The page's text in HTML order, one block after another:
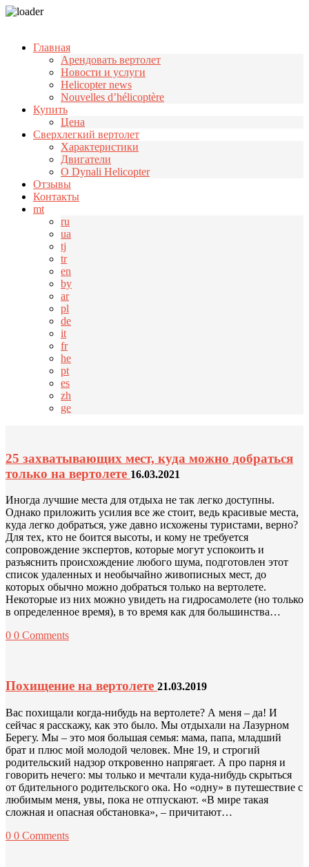
Главная
Арендовать вертолет
Новости и услуги
Helicopter news
Nouvelles d’hélicoptère
Купить
Цена
Cверхлегкий вертолет
Характеристики
Двигатели
О Dynali Helicopter
Отзывы
Контакты
mt
ru
ua
tj
tr
en
by
ar
pl
de
it
fr
he
pt
es
zh
ge
25 захватывающих мест, куда можно добраться
только на вертолете 16.03.2021
Иногда лучшие места для отдыха не так легко доступны.
Однако приложить усилия все же стоит, ведь красивые места,
куда легко добраться, уже давно исхожены туристами, верно?
Для тех, кто не боится высоты, и кому не требуется
сопровождение экспертов, которые могут успокоить и
разъяснить происхождение любого шума, подготовлен этот
список удаленных и необычайно живописных мест, до
которых обычно можно добраться только на вертолете.
Некоторые из них можно увидеть на гидросамолете (но только
в определенное время), в то время как для большинства…
0 0 Comments
Похищение на вертолете 21.03.2019
Вас похищали когда-нибудь на вертолете? А меня – да! И
сейчас я расскажу, как это было. Мы отдыхали на Лазурном
Берегу. Мы – это моя большая семья: мама, папа, младший
брат и плюс мой молодой человек. Мне 19, и строгий
родительский надзор откровенно напрягает. А про парня и
говорить нечего: мы только и мечтали куда-нибудь скрыться
от бдительного родительского ока. Но «одну» в путешествие с
любимым меня, увы, пока не отпускают. «В мире такая
сложная и опасная обстановка», – причитают…
0 0 Comments